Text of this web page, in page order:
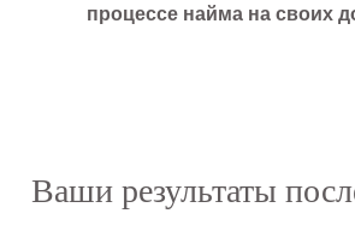
процессе найма на своих
Ваши результаты